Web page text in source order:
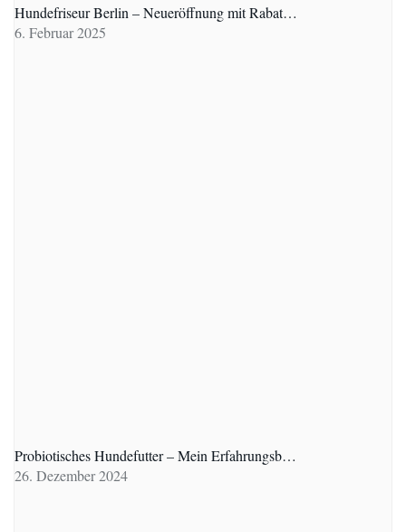
Hundefriseur Berlin – Neueröffnung mit Rabat…
6. Februar 2025
Probiotisches Hundefutter – Mein Erfahrungsb…
26. Dezember 2024